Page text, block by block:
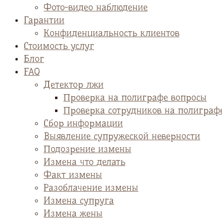
Фото-видео наблюдение
Гарантии
Конфиденциальность клиентов
Стоимость услуг
Блог
FAQ
Детектор лжи
Проверка на полиграфе вопросы
Проверка сотрудников на
Сбор информации
Выявление супружеской неверности
Подозрение измены
Измена что делать
Факт измены
Разоблачение измены
Измена супруга
Измена жены